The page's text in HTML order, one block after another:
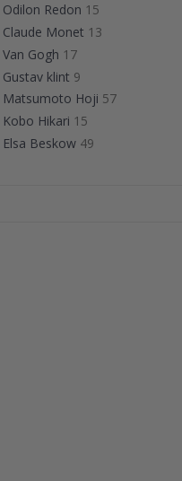
Odilon Redon 15
Claude Monet 13
Van Gogh 17
Gustav klint 9
Matsumoto Hoji 57
Kobo Hikari 15
Elsa Beskow 49